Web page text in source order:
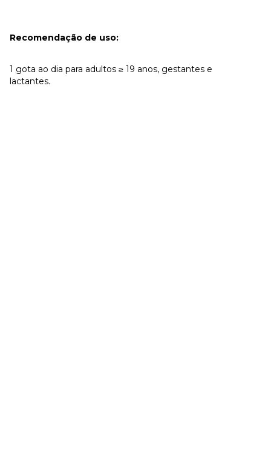
Recomendação de uso:
1 gota ao dia para adultos ≥ 19 anos, gestantes e
lactantes.